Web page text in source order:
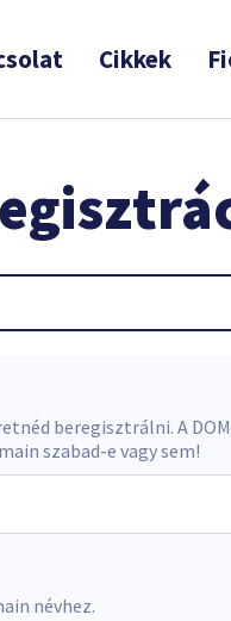
Cikkek
beregisztrálni. A
szabad-e vagy sem!
névhez.